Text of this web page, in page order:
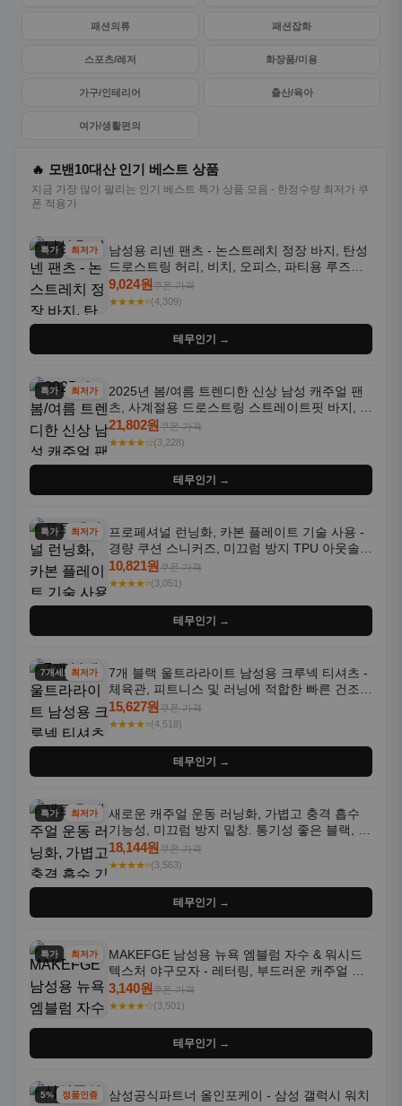
패션의류 패션잡화
스포츠/레저 화장품/미용
가구/인테리어 출산/육아
여가/생활편의
🔥 모밴10대산 인기 베스트 상품
지금 가장 많이 팔리는 인기 베스트 특가 상품 모음 - 한정수량 최저가 쿠
폰 적용가
특가 최저가
남성용 리넨 팬츠 - 논스트레치 정장 바지, 탄성
드로스트링 허리, 비치, 오피스, 파티용 루즈핏
트라우저 - 세탁기 사용 가능한 캐주얼 정장 의
상
9,024원쿠폰 가격
★★★★⭐(4,309)
테무인기 →
특가 최저가
2025년 봄/여름 트렌디한 신상 남성 캐주얼 팬
츠, 사계절용 드로스트링 스트레이트핏 바지, 한
국 스타일, 활용도 높은 아웃도어 및 정장용, 발
목 바지
21,802원쿠폰 가격
★★★★☆(3,228)
테무인기 →
특가 최저가
프로페셔널 런닝화, 카본 플레이트 기술 사용 -
경량 쿠션 스니커즈, 미끄럼 방지 TPU 아웃솔,
통기성 화이트-퍼플 그라데이션, 헬스, 트레이
닝 - 남성용, 여성용, 모든 계절에 적합
10,821원쿠폰 가격
★★★★⭐(3,051)
테무인기 →
7개세트최저가
7개 블랙 울트라라이트 남성용 크루넥 티셔츠 -
체육관, 피트니스 및 러닝에 적합한 빠른 건조,
통기성 좋은 수분 흡수 반팔 운동복
15,627원쿠폰 가격
★★★★⭐(4,518)
테무인기 →
특가 최저가
새로운 캐주얼 운동 러닝화, 가볍고 충격 흡수
기능성, 미끄럼 방지 밑창. 통기성 좋은 블랙, 화
이트, 퍼플 그라데이션 색상
18,144원쿠폰 가격
★★★★⭐(3,563)
테무인기 →
특가 최저가
MAKEFGE 남성용 뉴욕 엠블럼 자수 & 워시드
텍스처 야구모자 - 레터링, 부드러운 캐주얼 모
자, NYC 스타일
3,140원쿠폰 가격
★★★★☆(3,501)
테무인기 →
5% 할인정품인증
삼성공식파트너 올인포케이 - 삼성 갤럭시 워치